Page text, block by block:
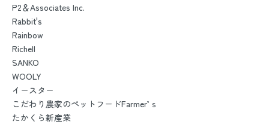
P2＆Associates Inc.
Rabbit's
Rainbow
Richell
SANKO
WOOLY
イースター
こだわり農家のペットフードFarmer’ｓ
たかくら新産業